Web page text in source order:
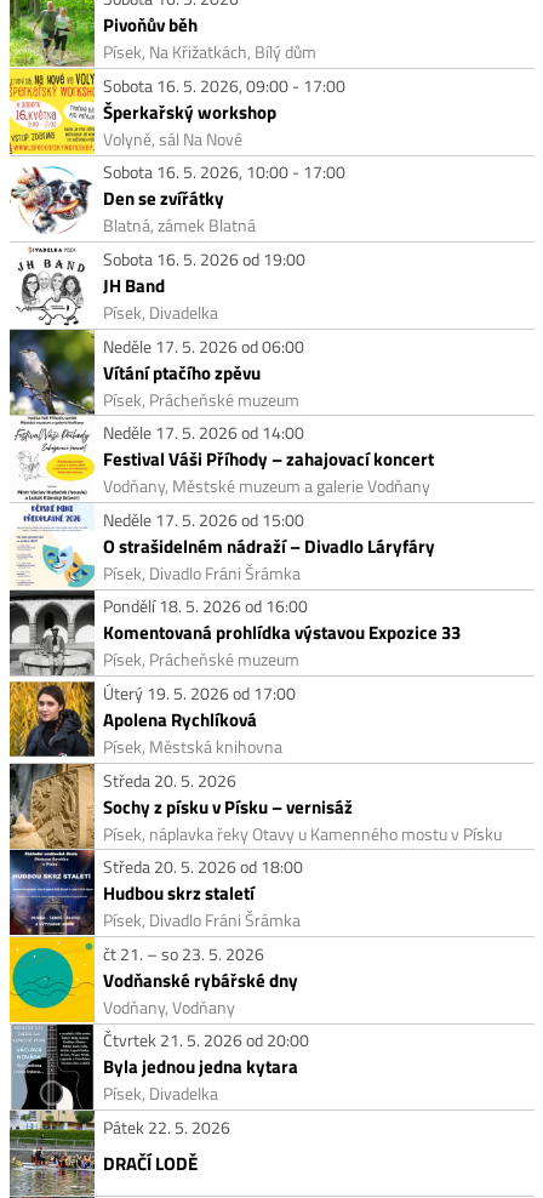
Pivoňův běh
Písek, Na Křižatkách, Bílý dům
Sobota 16. 5. 2026, 09:00 - 17:00
Šperkařský workshop
Volyně, sál Na Nové
Sobota 16. 5. 2026, 10:00 - 17:00
Den se zvířátky
Blatná, zámek Blatná
Sobota 16. 5. 2026 od 19:00
JH Band
Písek, Divadelka
Neděle 17. 5. 2026 od 06:00
Vítání ptačího zpěvu
Písek, Prácheňské muzeum
Neděle 17. 5. 2026 od 14:00
Festival Váši Příhody – zahajovací koncert
Vodňany, Městské muzeum a galerie Vodňany
Neděle 17. 5. 2026 od 15:00
O strašidelném nádraží – Divadlo Láryfáry
Písek, Divadlo Fráni Šrámka
Pondělí 18. 5. 2026 od 16:00
Komentovaná prohlídka výstavou Expozice 33
Písek, Prácheňské muzeum
Úterý 19. 5. 2026 od 17:00
Apolena Rychlíková
Písek, Městská knihovna
Středa 20. 5. 2026
Sochy z písku v Písku – vernisáž
Písek, náplavka řeky Otavy u Kamenného mostu v Písku
Středa 20. 5. 2026 od 18:00
Hudbou skrz staletí
Písek, Divadlo Fráni Šrámka
čt 21. – so 23. 5. 2026
Vodňanské rybářské dny
Vodňany, Vodňany
Čtvrtek 21. 5. 2026 od 20:00
Byla jednou jedna kytara
Písek, Divadelka
Pátek 22. 5. 2026
DRAČÍ LODĚ